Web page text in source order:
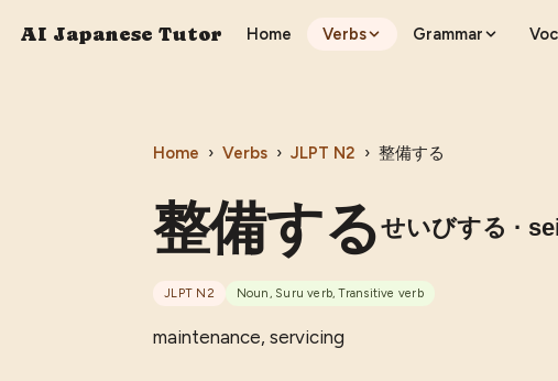
AI Japanese Tutor Home Verbs Grammar
Home › Verbs › JLPT N2 › 整備する
整備するせいびする ·
JLPT N2 Noun, Suru verb, Transitive verb
maintenance, servicing